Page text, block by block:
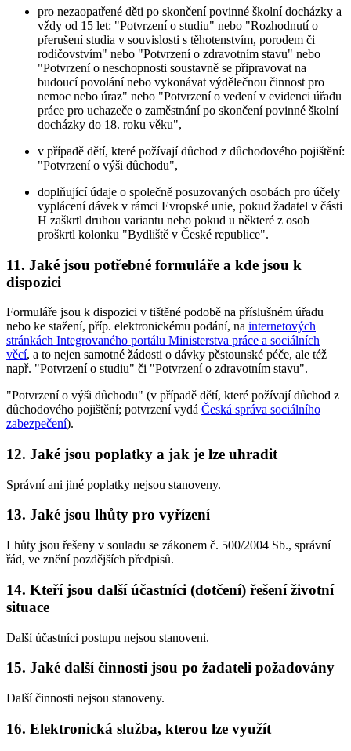
pro nezaopatřené děti po skončení povinné školní docházky a
vždy od 15 let: "Potvrzení o studiu" nebo "Rozhodnutí o
přerušení studia v souvislosti s těhotenstvím, porodem či
rodičovstvím" nebo "Potvrzení o zdravotním stavu" nebo
"Potvrzení o neschopnosti soustavně se připravovat na
budoucí povolání nebo vykonávat výdělečnou činnost pro
nemoc nebo úraz" nebo "Potvrzení o vedení v evidenci úřadu
práce pro uchazeče o zaměstnání po skončení povinné školní
docházky do 18. roku věku",
v případě dětí, které požívají důchod z důchodového pojištění:
"Potvrzení o výši důchodu",
doplňující údaje o společně posuzovaných osobách pro účely
vyplácení dávek v rámci Evropské unie, pokud žadatel v části
H zaškrtl druhou variantu nebo pokud u některé z osob
proškrtl kolonku "Bydliště v České republice".
11. Jaké jsou potřebné formuláře a kde jsou k
dispozici
Formuláře jsou k dispozici v tištěné podobě na příslušném úřadu
nebo ke stažení, příp. elektronickému podání, na internetových
stránkách Integrovaného portálu Ministerstva práce a sociálních
věcí, a to nejen samotné žádosti o dávky pěstounské péče, ale též
např. "Potvrzení o studiu" či "Potvrzení o zdravotním stavu".
"Potvrzení o výši důchodu" (v případě dětí, které požívají důchod z
důchodového pojištění; potvrzení vydá Česká správa sociálního
zabezpečení).
12. Jaké jsou poplatky a jak je lze uhradit
Správní ani jiné poplatky nejsou stanoveny.
13. Jaké jsou lhůty pro vyřízení
Lhůty jsou řešeny v souladu se zákonem č. 500/2004 Sb., správní
řád, ve znění pozdějších předpisů.
14. Kteří jsou další účastníci (dotčení) řešení životní
situace
Další účastníci postupu nejsou stanoveni.
15. Jaké další činnosti jsou po žadateli požadovány
Další činnosti nejsou stanoveny.
16. Elektronická služba, kterou lze využít